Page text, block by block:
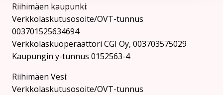
Riihimäen kaupunki:
Verkkolaskutusosoite/OVT-tunnus
003701525634694
Verkkolaskuoperaattori CGI Oy, 003703575029
Kaupungin y-tunnus 0152563-4
Rii­hi­mäen Vesi:
Verkkolaskutusosoite/OVT-tunnus